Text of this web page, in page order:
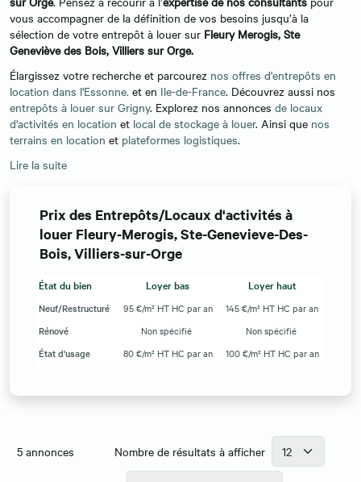
vous accompagner de la définition de vos besoins jusqu’à la
sélection de votre entrepôt à louer sur Fleury Merogis, Ste
Geneviève des Bois, Villiers sur Orge.
Élargissez votre recherche et parcourez nos offres d'entrepôts en
location dans l'Essonne. et en Ile-de-France. Découvrez aussi nos
entrepôts à louer sur Grigny. Explorez nos annonces de locaux
d'activités en location et local de stockage à louer. Ainsi que nos
terrains en location et plateformes logistiques.
Lire la suite
Prix des Entrepôts/Locaux d'activités à
louer Fleury-Merogis, Ste-Genevieve-Des-
Bois, Villiers-sur-Orge
État du bien Loyer bas Loyer haut
Neuf/Restructuré 95 €/m² HT HC par an
145 €/m² HT HC par an
Rénové
Non spécifié
Non spécifié
État d'usage
80 €/m² HT HC par an 100 €/m² HT HC par an
5annonces Nombre de résultats à afficher